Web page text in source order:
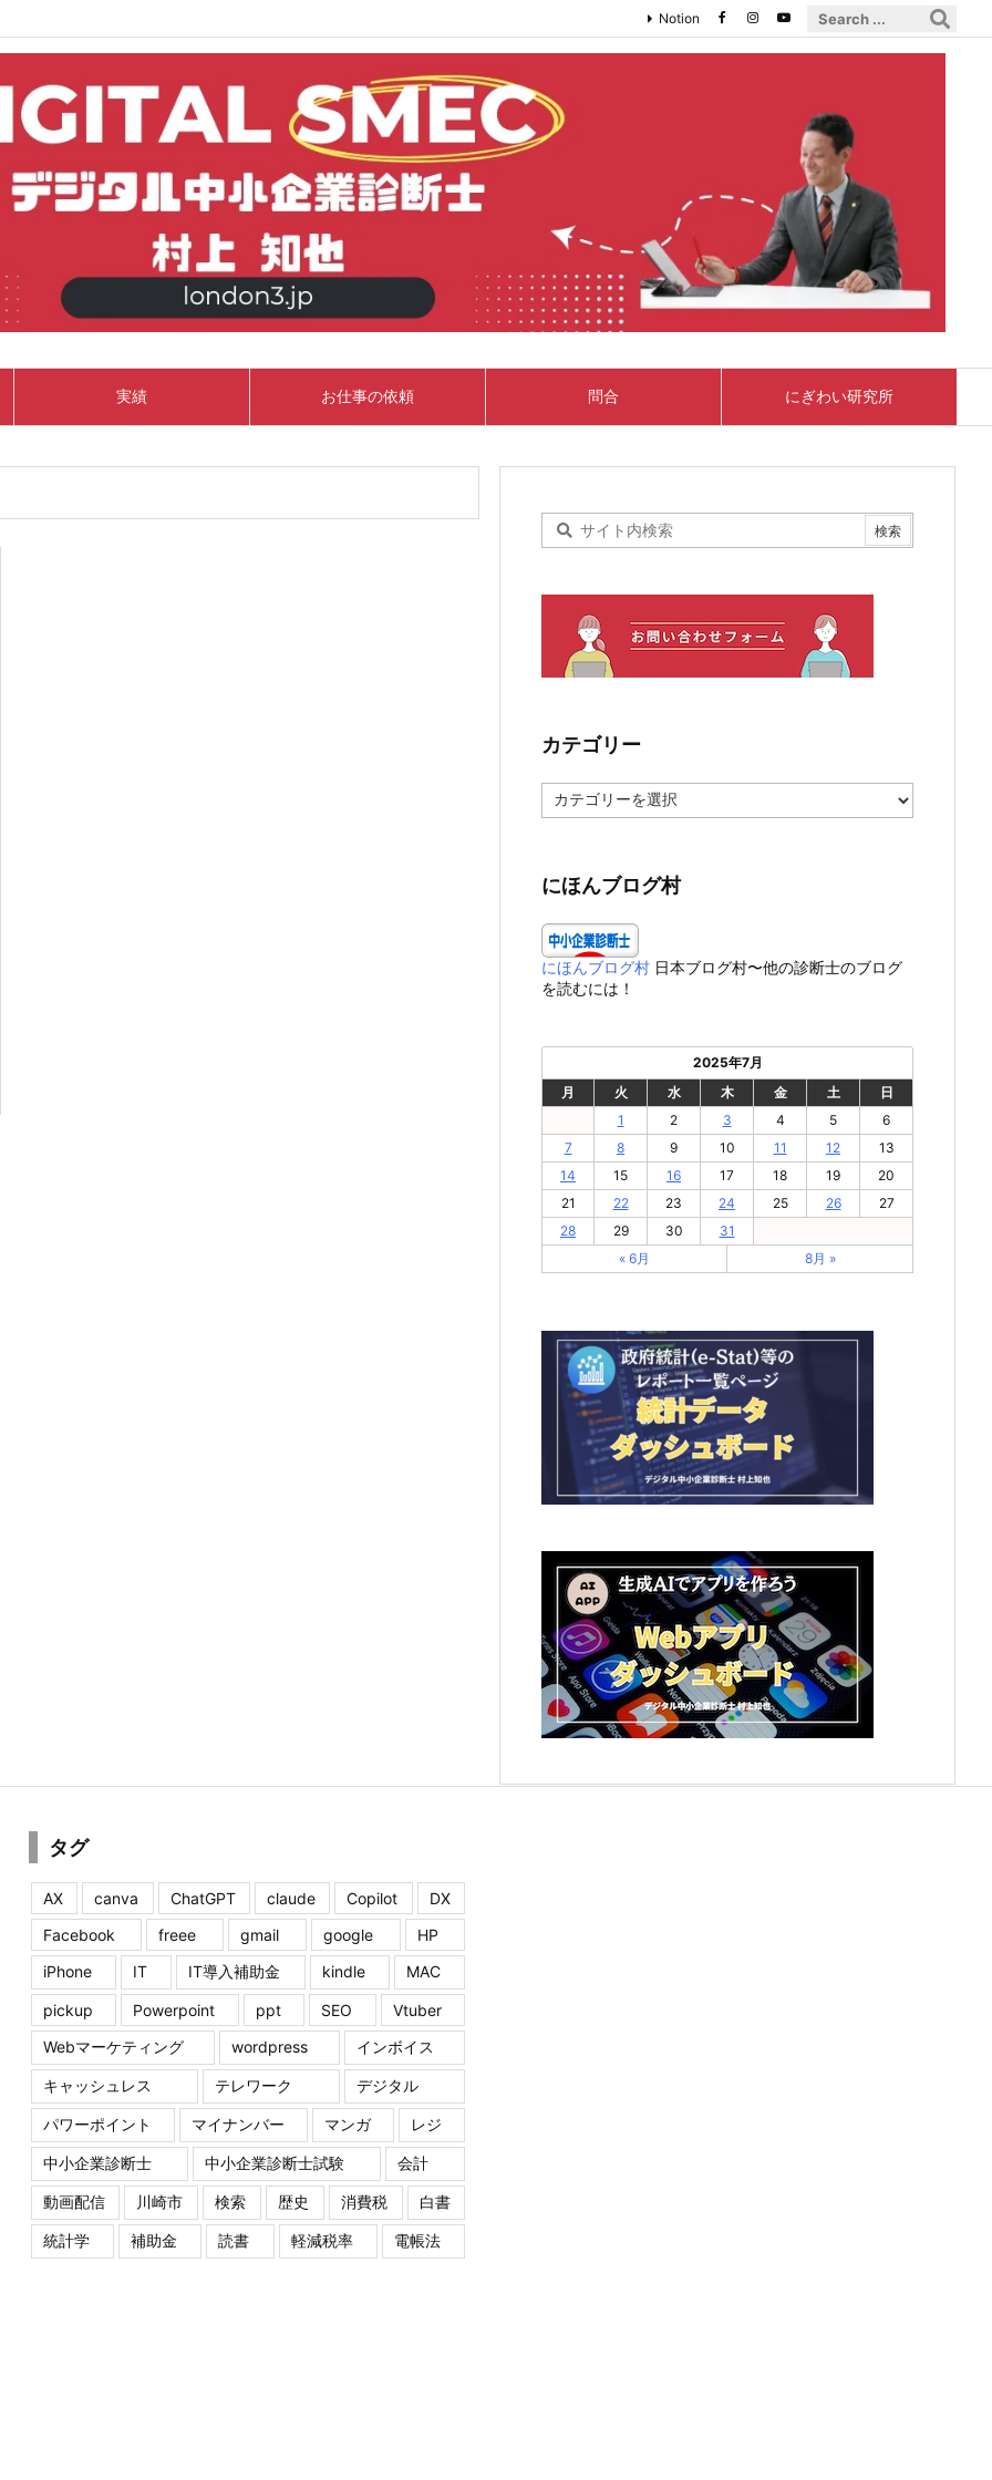
実績 お仕事の依頼 問合 にぎわい研究所
Notion
カテゴリー
テ
ー
にほんブログ村
にほんブログ村 日本ブログ村〜他の診断士のブログ
を読むには！
2025年7月
月
火 水 木 金 土
日
1
2 3 4 5
6
7
8 9 10 11 12
13
14
15 16 17 18 19
20
21
22 23 24 25 26
27
28
29 30
31
« 6月
8月 »
タグ
AX canva ChatGPT claude Copilot
DX
Facebook
freee gmail google
HP
iPhone
IT IT導入補助金 kindle MAC
pickup Powerpoint ppt SEO
Vtuber
Webマーケティング
wordpress インボイス
キャッシュレス テレワーク デジタル
パワーポイント マイナンバー マンガ レジ
中小企業診断士 中小企業診断士試験 会計
動画配信 川崎市 検索 歴史 消費税 白書
統計学 補助金 読書 軽減税率 電帳法